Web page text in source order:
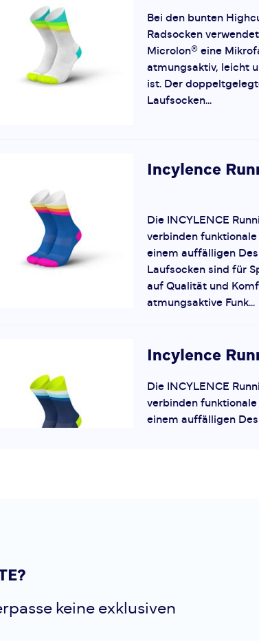
Bei den bunten
Radsocken
Microlon® eine
atmungsaktiv, leicht
ist. Der
Laufsocken...
Incylence
Die INCYLENCE
verbinden
einem auffälligen
Laufsocken sind für
auf Qualität und
atmungsaktive Funk...
Incylence
Die INCYLENCE
verbinden
einem auffälligen
LIFOLIT® für
keine exklusiven